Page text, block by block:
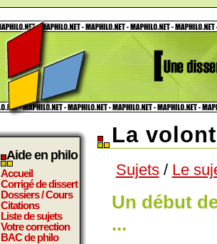
Aide en philo
Accueil
Corrigé de dissert
Dossiers / Cours
Citations
Liste de sujets
Votre correction
BAC de philo
La
Sujets/ Le
Un début
...